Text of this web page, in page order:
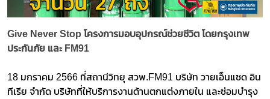
Give Never Stop โครงการมอบอุปกรณ์ช่วยชีวิต โดยกรุงเทพ
ประกันภัย และ FM91
18 มกราคม 2566 ที่สถานีวิทยุ สวพ.FM91 บริษัท วายเอ็นแซด อิน
ทีเรีย จำกัด บริษัทที่ให้บริการงานด้านตกแต่งภายใน และซ่อมบำรุง